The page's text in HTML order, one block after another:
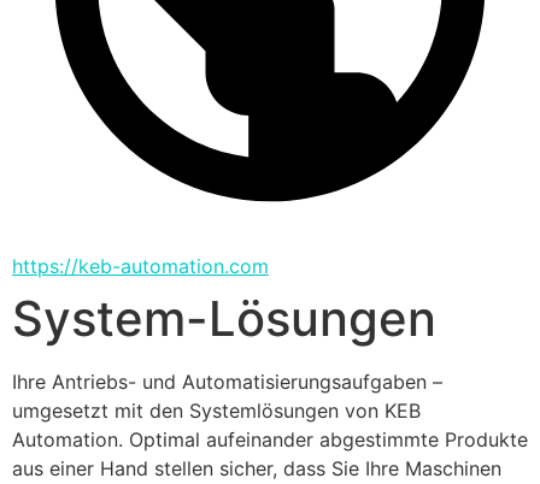
https://keb-automation.com
System-Lösungen
Ihre Antriebs- und Automatisierungsaufgaben –
umgesetzt mit den Systemlösungen von KEB
Automation. Optimal aufeinander abgestimmte Produkte
aus einer Hand stellen sicher, dass Sie Ihre Maschinen